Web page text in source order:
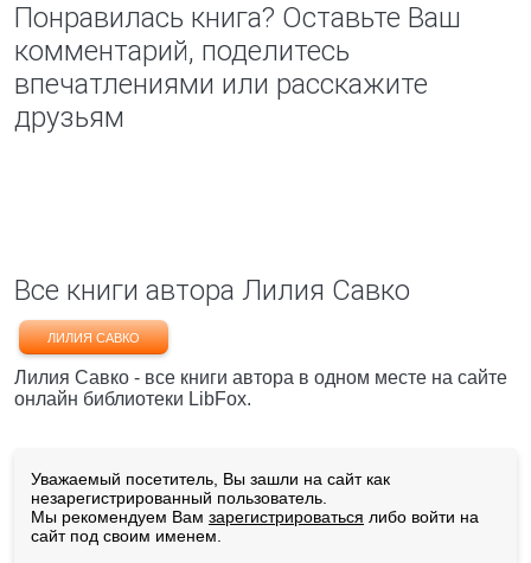
Понравилась книга? Оставьте Ваш
комментарий, поделитесь
впечатлениями или расскажите
друзьям
Все книги автора Лилия Савко
ЛИЛИЯ САВКО
Лилия Савко - все книги автора в одном месте на сайте
онлайн библиотеки LibFox.
Уважаемый посетитель, Вы зашли на сайт как
незарегистрированный пользователь.
Мы рекомендуем Вам зарегистрироваться либо войти на
сайт под своим именем.